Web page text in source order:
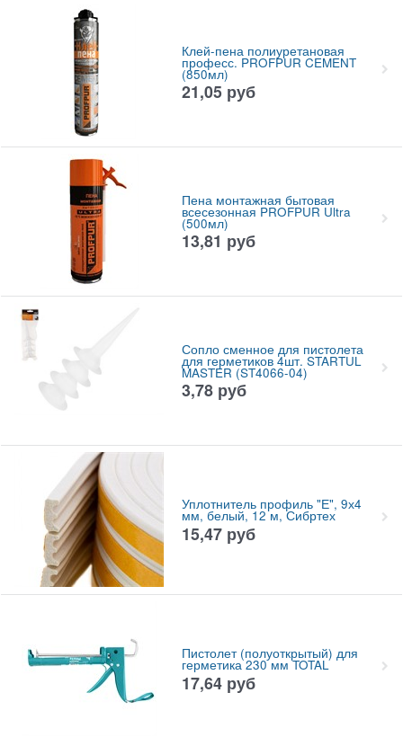
Клей-пена полиуретановая
професс. PROFPUR CEMENT
(850мл)
21,05 руб
Пена монтажная бытовая
всесезонная PROFPUR Ultra
(500мл)
13,81 руб
Сопло сменное для пистолета
для герметиков 4шт. STARTUL
MASTER (ST4066-04)
3,78 руб
Уплотнитель профиль "Е", 9х4
мм, белый, 12 м, Сибртех
15,47 руб
Пистолет (полуоткрытый) для
герметика 230 мм TOTAL
17,64 руб